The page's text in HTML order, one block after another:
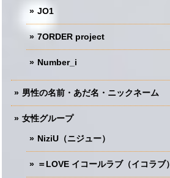
JO1
7ORDER project
Number_i
男性の名前・あだ名・ニックネーム
女性グループ
NiziU（ニジュー）
＝LOVE イコールラブ（イコラブ）